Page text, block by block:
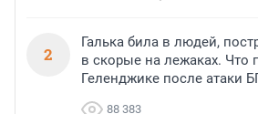
2
Галька била в людей,
в скорые на лежаках. Что
Геленджике после атаки
88 383